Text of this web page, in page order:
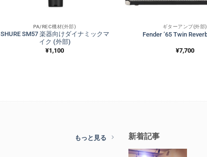
PA/REC機材(外部)
SHURE SM57 楽器向けダイナミックマ
イク (外部)
¥1,100
ギターアンプ(外部)
Fender ’65 Twin
¥7,700
もっと見る 新着記事